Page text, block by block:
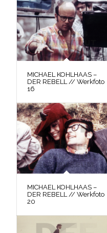
MICHAEL KOHLHAAS –
DER REBELL // Werkfoto
16
MICHAEL KOHLHAAS –
DER REBELL // Werkfoto
20